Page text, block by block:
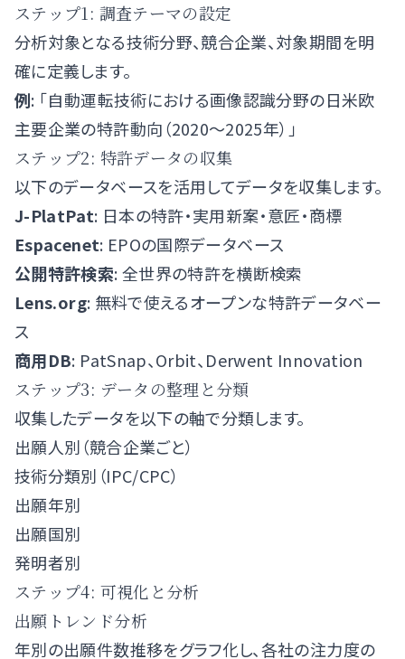
ステップ1: 調査テーマの設定
分析対象となる技術分野、競合企業、対象期間を明
確に定義します。
例: 「自動運転技術における画像認識分野の日米欧
主要企業の特許動向（2020〜2025年）」
ステップ2: 特許データの収集
以下のデータベースを活用してデータを収集します。
J-PlatPat: 日本の特許・実用新案・意匠・商標
Espacenet: EPOの国際データベース
公開特許検索: 全世界の特許を横断検索
Lens.org: 無料で使えるオープンな特許データベー
ス
商用DB: PatSnap、Orbit、Derwent Innovation
ステップ3: データの整理と分類
収集したデータを以下の軸で分類します。
出願人別（競合企業ごと）
技術分類別（IPC/CPC）
出願年別
出願国別
発明者別
ステップ4: 可視化と分析
出願トレンド分析
年別の出願件数推移をグラフ化し、各社の注力度の